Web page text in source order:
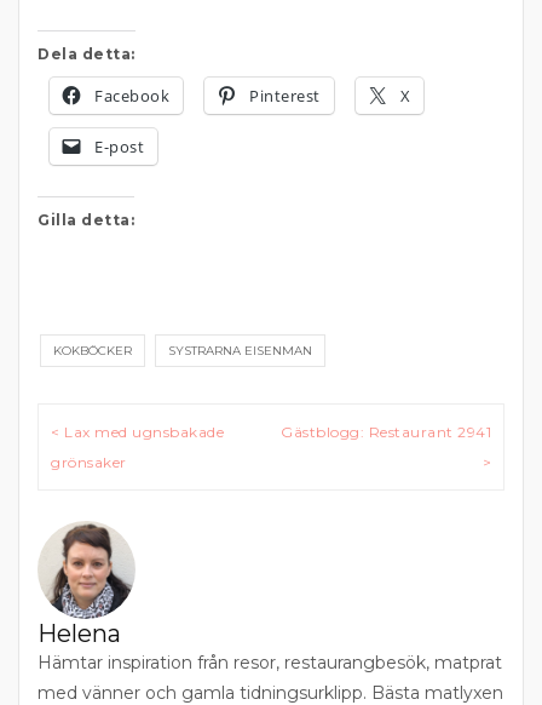
Dela detta:
Facebook Pinterest X
E-post
Gilla detta:
KOKBÖCKER SYSTRARNA EISENMAN
Inläggsnavigering
< Lax med ugnsbakade
grönsaker
Gästblogg: Restaurant 2941
>
Helena
Hämtar inspiration från resor, restaurangbesök, matprat
med vänner och gamla tidningsurklipp. Bästa matlyxen